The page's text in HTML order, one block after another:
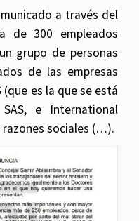
a través del
de 300 empleados
grupo de personas
de las empresas
es la que se está
e International
razones sociales (…).